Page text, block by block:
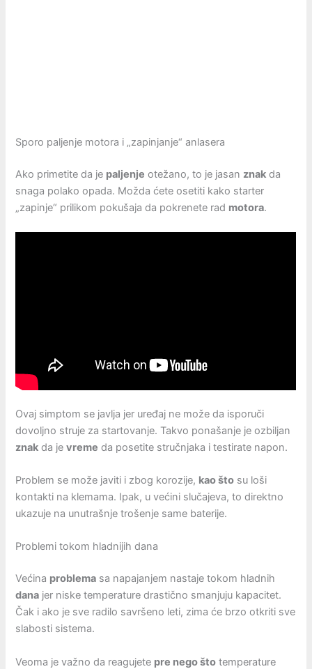
Sporo paljenje motora i „zapinjanje“ anlasera
Ako primetite da je paljenje otežano, to je jasan znak da
snaga polako opada. Možda ćete osetiti kako starter
„zapinje“ prilikom pokušaja da pokrenete rad motora.
Ovaj simptom se javlja jer uređaj ne može da isporuči
dovoljno struje za startovanje. Takvo ponašanje je ozbiljan
znak da jevreme da posetite stručnjaka i testirate napon.
Problem se može javiti i zbog korozije, kao što su loši
kontakti na klemama. Ipak, u većini slučajeva, to direktno
ukazuje na unutrašnje trošenje same baterije.
Problemi tokom hladnijih dana
Većina problema sa napajanjem nastaje tokom hladnih
dana jer niske temperature drastično smanjuju kapacitet.
Čak i ako je sve radilo savršeno leti, zima će brzo otkriti sve
slabosti sistema.
Veoma je važno da reagujete pre nego što temperature